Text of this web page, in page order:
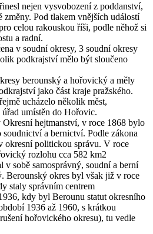
nejen vysvobození z poddanství,
změny. Pod tlakem vnějších událostí
celou rakouskou říši, podle něhož si
a radní.
v soudní okresy, 3 soudní okresy
podkrajství mělo být sloučeno
berounský a hořovický a měly
jako část kraje pražského.
ucházelo několik měst,
umístěn do Hořovic.
hejtmanství, v roce 1868 bylo
a bernictví. Podle zákona
okresní politickou správu. V roce
rozlohu cca 582 km2
v sobě samosprávný, soudní a berní
Berounský okres byl však již v roce
staly správním centrem
kdy byl Berounu statut okresního
1936 až 1960, s krátkou
hořovického okresu), tu vedle